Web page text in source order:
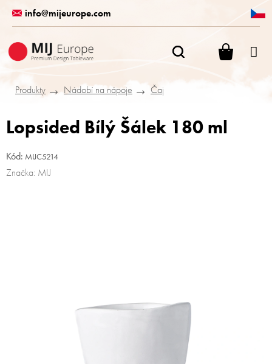
obsah
info@mijeurope.com
Produkty
Nádobí na nápoje Čaj
Lopsided Bílý Šálek 180 ml
Kód: MIJC5214
Značka: MIJ